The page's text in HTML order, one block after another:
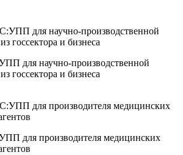
для научно-производственной
госсектора и бизнеса
для производителя медицинских